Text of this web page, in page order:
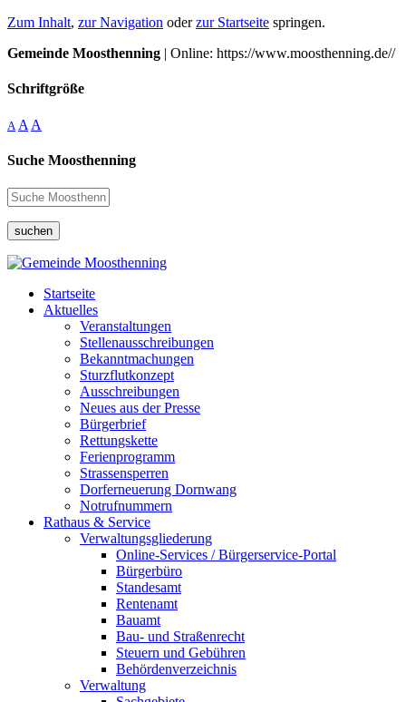
Zum Inhalt, zur Navigation oderzur Startseite springen.
Gemeinde Moosthenning | Online: https://www.moosthenning.de//
Schriftgröße
A A A
Suche Moosthenning
suchen
Startseite
Aktuelles
Veranstaltungen
Stellenausschreibungen
Bekanntmachungen
Sturzflutkonzept
Ausschreibungen
Neues aus der Presse
Bürgerbrief
Rettungskette
Ferienprogramm
Strassensperren
Dorferneuerung Dornwang
Notrufnummern
Rathaus & Service
Verwaltungsgliederung
Online-Services / Bürgerservice-Portal
Bürgerbüro
Standesamt
Rentenamt
Bauamt
Bau- und Straßenrecht
Steuern und Gebühren
Behördenverzeichnis
Verwaltung